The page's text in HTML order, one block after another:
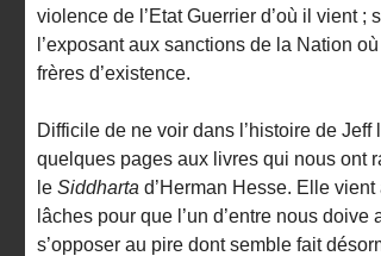
violence de l’Etat Guerrier d’où il vient
l’exposant aux sanctions de la Nation
frères d’existence.
Difficile de ne voir dans l’histoire de
quelques pages aux livres qui nous ont
le Siddharta d’Herman Hesse. Elle
lâches pour que l’un d’entre nous
s’opposer au pire dont semble fait